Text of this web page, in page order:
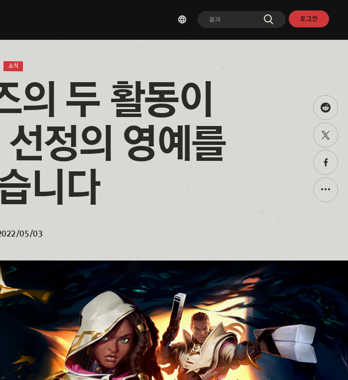
로그인
소식
의 두 활동이
정의 영예를
니다
05/03
Share
this
Reddit
트위터로
공유하기
페이스
공유하
Toggle